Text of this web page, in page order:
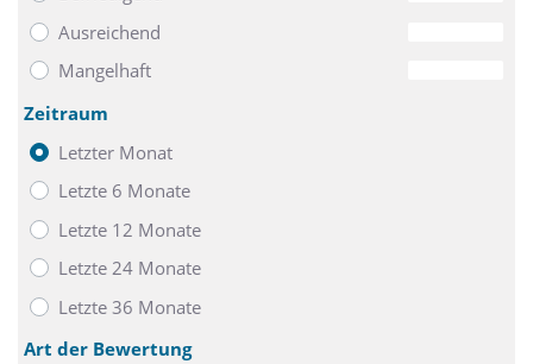
Internet sowie kostenfreie Getränke aus der Minibar.
Familien mit Kindern buchen gerne die Familienzimmer mit
einer Schlafcouch (1,60 x 0,9 m) für ein Kind im Doppelbett
der Eltern. Zwei Hotelzimmer des Mercure Hotels sind
behindertenfreundlich. Auch Haustiere sind im Hotel
herzlich willkommen (gegen Aufpreis von 15 € pro Nacht).
Ausreichend
Mangelhaft
Zeitraum
Letzter Monat
Letzte 6 Monate
Letzte 12 Monate
Letzte 24 Monate
Letzte 36 Monate
Art der Bewertung